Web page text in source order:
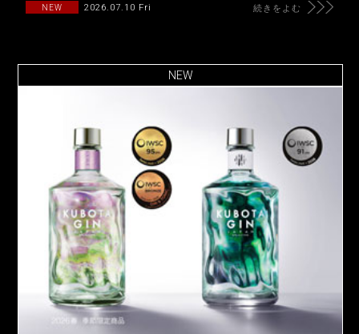
NEW 2026.07.10 Fri 続きをよむ
NEW